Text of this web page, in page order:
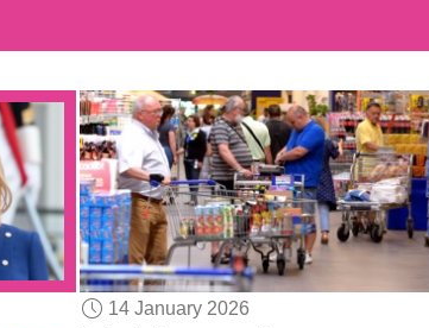
14 January 2026